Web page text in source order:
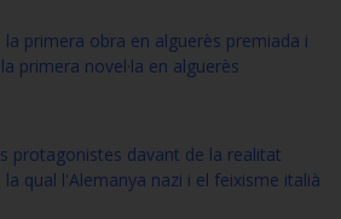
la primera obra en alguerès premiada i
primera novel·la en alguerès
protagonistes davant de la realitat
qual l'Alemanya nazi i el feixisme italià